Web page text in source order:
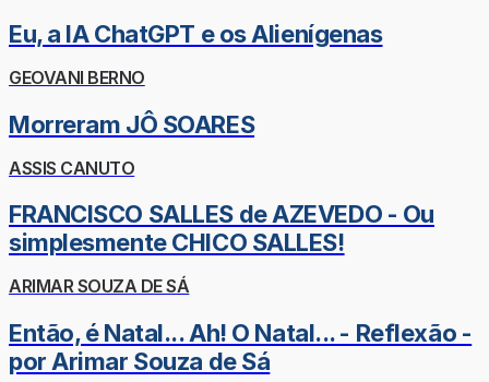
Eu, a IA ChatGPT e os Alienígenas
GEOVANI BERNO
Morreram JÔ SOARES
ASSIS CANUTO
FRANCISCO SALLES de AZEVEDO - Ou
simplesmente CHICO SALLES!
ARIMAR SOUZA DE SÁ
Então, é Natal... Ah! O Natal... - Reflexão -
por Arimar Souza de Sá